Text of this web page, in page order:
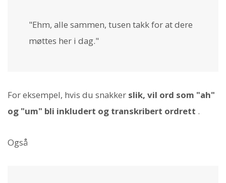
"Ehm, alle sammen, tusen takk for at dere
møttes her i dag."
For eksempel, hvis du snakker slik, vil ord som "ah"
og "um" bli inkludert og transkribert ordrett .
Også